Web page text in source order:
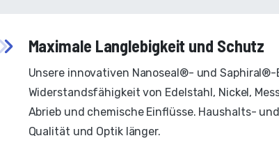
Maximale Langlebigkeit und Schutz
Unsere innovativen Nanoseal®- und
Widerstandsfähigkeit von Edelstahl, Nickel,
Abrieb und chemische Einflüsse. Haushalts-
Qualität und Optik länger.